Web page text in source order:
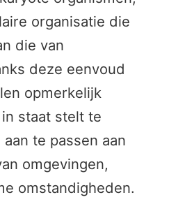
organisatie die
die van
deze eenvoud
opmerkelijk
staat stelt te
te passen aan
omgevingen,
omstandigheden.